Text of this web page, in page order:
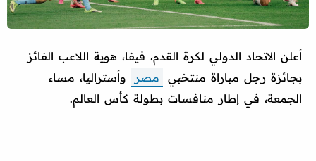
أعلن الاتحاد الدولي لكرة القدم، فيفا، هوية اللاعب الفائز
بجائزة رجل مباراة منتخبي
مصر
وأستراليا، مساء
الجمعة، في إطار منافسات بطولة كأس العالم.